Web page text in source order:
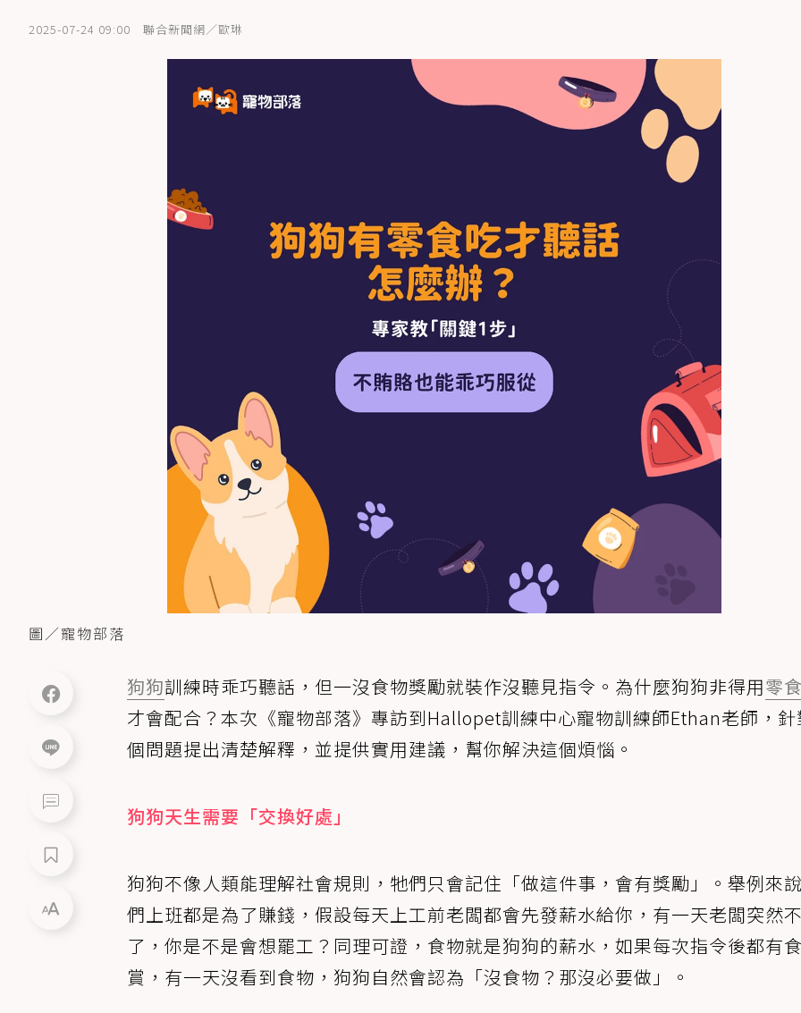
2025-07-24 09:00 聯合新聞網／歐琳
圖／寵物部落
狗狗訓練時乖巧聽話，但一沒食物獎勵就裝作沒聽見指令。為什麼狗狗非得用零
才會配合？本次《寵物部落》專訪到Hallopet訓練中心寵物訓練師Ethan老師，
個問題提出清楚解釋，並提供實用建議，幫你解決這個煩惱。
狗狗天生需要「交換好處」
狗狗不像人類能理解社會規則，牠們只會記住「做這件事，會有獎勵」。舉例來
們上班都是為了賺錢，假設每天上工前老闆都會先發薪水給你，有一天老闆突然
了，你是不是會想罷工？同理可證，食物就是狗狗的薪水，如果每次指令後都有
賞，有一天沒看到食物，狗狗自然會認為「沒食物？那沒必要做」。